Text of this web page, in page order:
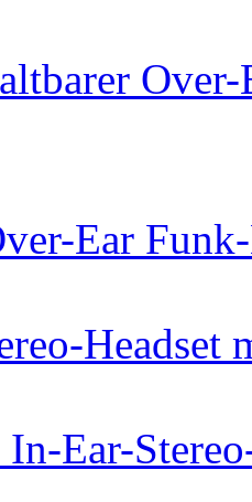
Ear
Headset
In-Ear-